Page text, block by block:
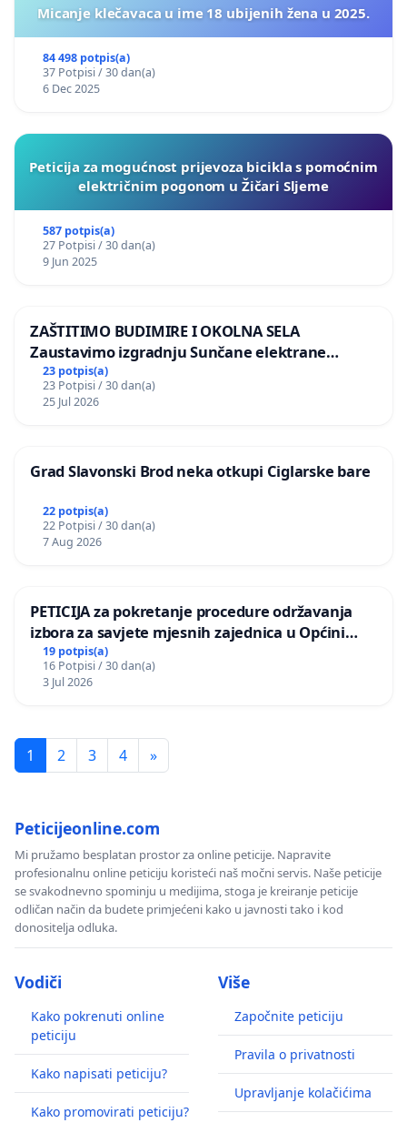
Micanje klečavaca u ime 18 ubijenih žena u 2025.
84 498 potpis(a)
37 Potpisi / 30 dan(a)
6 Dec 2025
Peticija za mogućnost prijevoza bicikla s pomoćnim
električnim pogonom u Žičari Sljeme
587 potpis(a)
27 Potpisi / 30 dan(a)
9 Jun 2025
ZAŠTITIMO BUDIMIRE I OKOLNA SELA
Zaustavimo izgradnju Sunčane elektrane
Vedrine na području Ugljana
23 potpis(a)
23 Potpisi / 30 dan(a)
25 Jul 2026
Grad Slavonski Brod neka otkupi Ciglarske bare
22 potpis(a)
22 Potpisi / 30 dan(a)
7 Aug 2026
PETICIJA za pokretanje procedure održavanja
izbora za savjete mjesnih zajednica u Općini
Bugojno
19 potpis(a)
16 Potpisi / 30 dan(a)
3 Jul 2026
1 2 3 4 »
Peticijeonline.com
Mi pružamo besplatan prostor za online peticije. Napravite
profesionalnu online peticiju koristeći naš močni servis. Naše peticije
se svakodnevno spominju u medijima, stoga je kreiranje peticije
odličan način da budete primjećeni kako u javnosti tako i kod
donositelja odluka.
Vodiči
Kako pokrenuti online
peticiju
Kako napisati peticiju?
Kako promovirati peticiju?
Više
Započnite peticiju
Pravila o privatnosti
Upravljanje kolačićima